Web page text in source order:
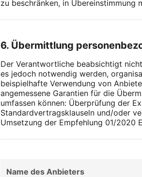
zu beschränken, in Übereinstimmung
6. Übermittlung
Der Verantwortliche beabsichtigt
es jedoch notwendig werden,
beispielhafte Verwendung von
angemessene Garantien für die
umfassen können: Überprüfung der
Standardvertragsklauseln und/oder
Umsetzung der Empfehlung 01/2020
Name des Anbieters